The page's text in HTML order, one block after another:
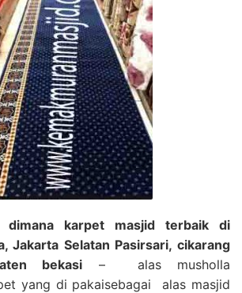
dimana karpet masjid terbaik di
Jakarta Selatan Pasirsari, cikarang
bekasi – alas musholla
yang di pakaisebagai alas masjid